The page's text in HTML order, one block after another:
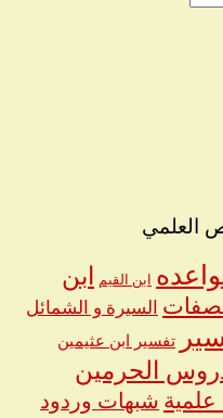
العلمي
ابن القيم
ابن
السيرة و الشمائل
تفسير ابن عثيمين
الحرمين
علمية شبهات وردود